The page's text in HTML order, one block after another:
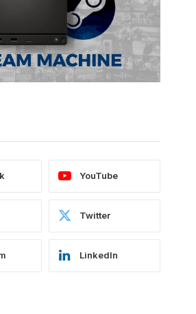
YouTube
Twitter
LinkedIn